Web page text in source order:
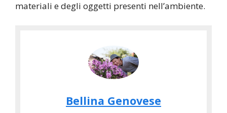
materiali e degli oggetti presenti nell’ambiente.
Bellina Genovese